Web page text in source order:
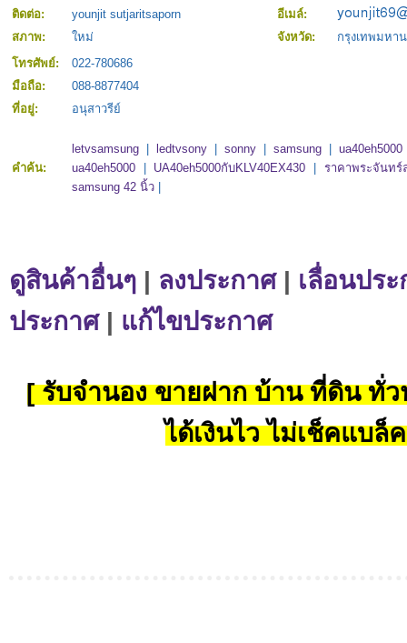
ติดต่อ:
younjit sutjaritsaporn
อีเมล์:
สภาพ:
ใหม่ จังหวัด:
กรุงเทพมหา
โทรศัพย์:
022-780686
มือถือ:
088-8877404
ที่อยู่:
อนุสาวรีย์
คำค้น:
letvsamsung ledtvsony sonny samsung ua40eh5000
ua40eh5000
UA40eh5000กับKLV40EX430
ราคาพระจันทร์
samsung 42 นิ้ว
ดูสินค้าอื่นๆ | ลงประกาศ| เลื่อนปร
ประกาศ| แก้ไขประกาศ
[ รับจำนอง ขายฝาก บ้าน ที่ดิน ทั่ว
ได้เงินไว ไม่เช็คแบล็